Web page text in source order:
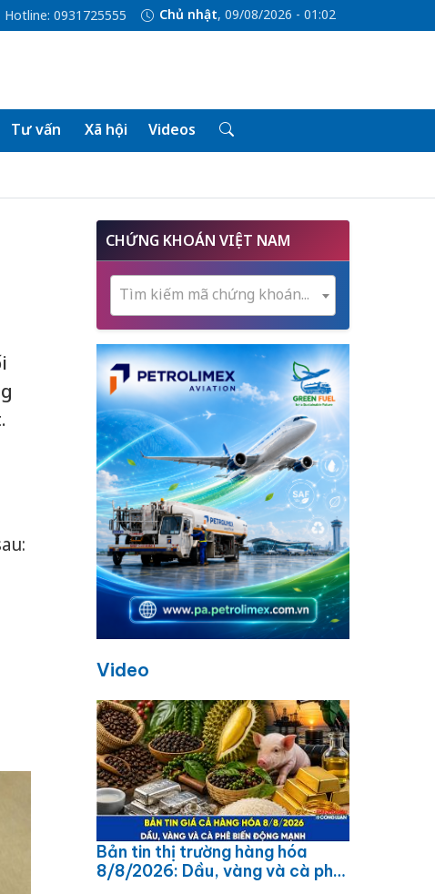
Hotline: 0931725555 Chủ nhật, 09/08/2026 - 01:02
Tư vấn Xã hội Videos
CHỨNG KHOÁN VIỆT NAM
Tìm kiếm mã chứng khoán...
Video
Bản tin thị trường hàng hóa
8/8/2026: Dầu, vàng và cà phê